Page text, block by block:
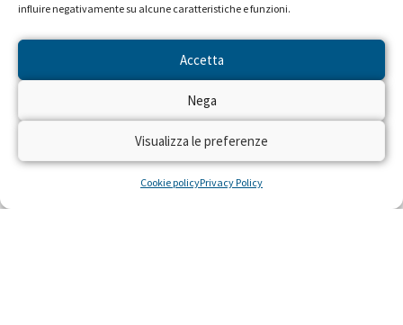
influire negativamente su alcune caratteristiche e funzioni.
Accetta
Nega
Visualizza le preferenze
Cookie policyPrivacy Policy